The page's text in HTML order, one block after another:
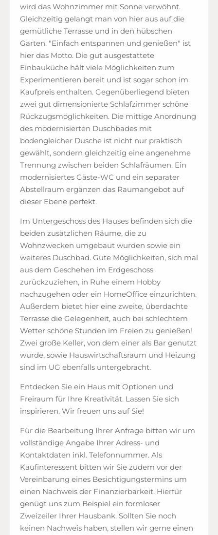
wird das Wohnzimmer mit Sonne verwöhnt.
Gleichzeitig gelangt man von hier aus auf die
gemütliche Terrasse und in den hübschen
Garten. "Einfach entspannen und genießen" ist
hier das Motto. Die gut ausgestattete
Einbauküche hält viele Möglichkeiten zum
Experimentieren bereit und ist sogar schon im
Kaufpreis enthalten. Gegenüberliegend bieten
zwei gut dimensionierte Schlafzimmer schöne
Rückzugsmöglichkeiten. Die mittige Anordnung
des modernisierten Duschbades mit
bodengleicher Dusche ist nicht nur praktisch
gewählt, sondern gleichzeitig eine angenehme
Trennung zwischen beiden Schlafräumen. Ein
modernisiertes Gäste-WC und ein separater
Abstellraum ergänzen das Raumangebot auf
dieser Ebene perfekt.
Im Untergeschoss des Hauses befinden sich die
beiden zusätzlichen Räume, die zu
Wohnzwecken umgebaut wurden sowie ein
weiteres Duschbad. Gute Möglichkeiten, sich mal
aus dem Geschehen im Erdgeschoss
zurückzuziehen, in Ruhe einem Hobby
nachzugehen oder ein HomeOffice einzurichten.
Außerdem bietet hier eine zweite, überdachte
Terrasse die Gelegenheit, auch bei schlechtem
Wetter schöne Stunden im Freien zu genießen!
Zwei große Keller, von dem einer als Bar genutzt
wurde, sowie Hauswirtschaftsraum und Heizung
sind im UG ebenfalls untergebracht.
Entdecken Sie ein Haus mit Optionen und
Freiraum für Ihre Kreativität. Lassen Sie sich
inspirieren. Wir freuen uns auf Sie!
Für die Bearbeitung Ihrer Anfrage bitten wir um
vollständige Angabe Ihrer Adress- und
Kontaktdaten inkl. Telefonnummer. Als
Kaufinteressent bitten wir Sie zudem vor der
Vereinbarung eines Besichtigungstermins um
einen Nachweis der Finanzierbarkeit. Hierfür
genügt uns zum Beispiel ein formloser
Zweizeiler Ihrer Hausbank. Sollten Sie noch
keinen Nachweis haben, stellen wir gerne einen